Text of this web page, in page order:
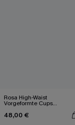
Rosa High-Waist
Vorgeformte Cups
48,00 €